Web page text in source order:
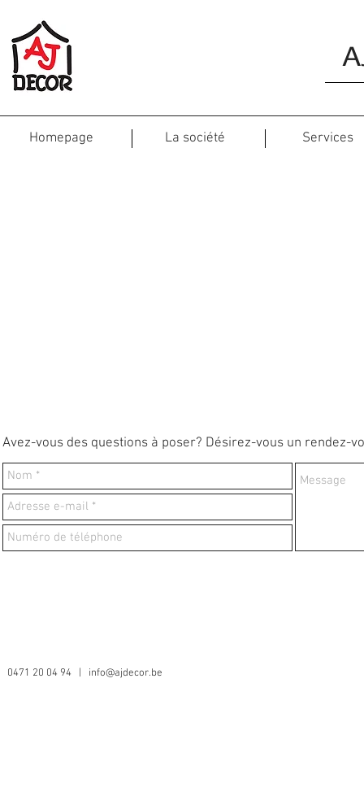
Homepage La société Services
Avez-vous des questions à poser? Désirez-vous un rendez-
0471 20 04 94 | info@ajdecor.be